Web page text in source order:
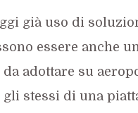
già uso di
essere anche
adottare su
gli stessi di una